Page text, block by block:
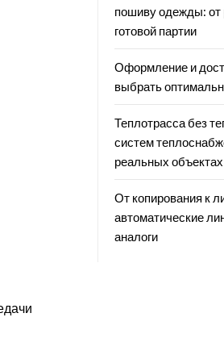
пошиву одежды: от
готовой партии
Оформление и
выбрать
Теплотрасса без
систем
реальных объектах
От копирования к
автоматические
аналоги